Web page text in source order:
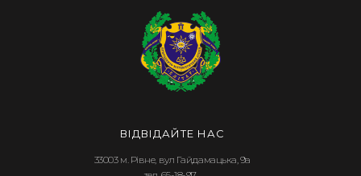
ВІДВІДАЙТЕ НАС
33003 м. Рівне, вул Гайдамацька, 9а